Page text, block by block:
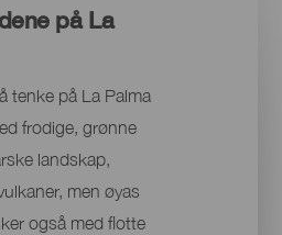
på La
tenke på La Palma
frodige, grønne
landskap,
men øyas
også med flotte